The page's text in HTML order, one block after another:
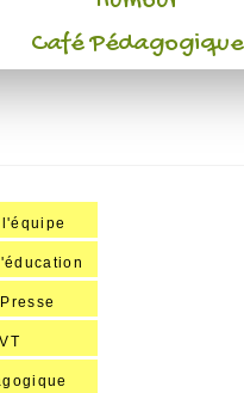
Café Pédagogique